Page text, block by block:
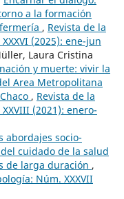
a la formación
, Revista de la
(2025): ene-jun
Laura Cristina
y muerte: vivir la
Area Metropolitana
, Revista de la
(2021): enero-
abordajes socio-
cuidado de la salud
de larga duración ,
Núm. XXXVII